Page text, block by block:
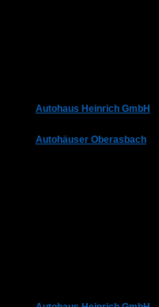
Autohaus Heinrich GmbH
Autohäuser Oberasbach